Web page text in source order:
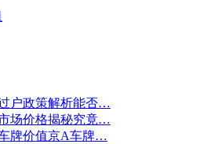
户政策解析能否…
场价格揭秘究竟…
牌价值京A车牌…